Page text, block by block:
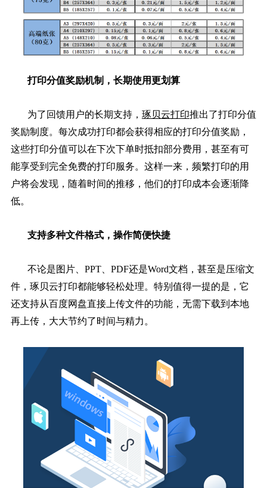
打印分值奖励机制，长期使用更划算
为了回馈用户的长期支持， 琢贝云打印推出了打印分值
奖励制度。每次成功打印都会获得相应的打印分值奖励，
这些打印分值可以在下次下单时抵扣部分费用，甚至有可
能享受到完全免费的打印服务。这样一来，频繁打印的用
户将会发现，随着时间的推移，他们的打印成本会逐渐降
低。
支持多种文件格式，操作简便快捷
不论是图片、PPT、PDF还是Word文档，甚至是压缩文
件，琢贝云打印都能够轻松处理。特别值得一提的是，它
还支持从百度网盘直接上传文件的功能，无需下载到本地
再上传，大大节约了时间与精力。